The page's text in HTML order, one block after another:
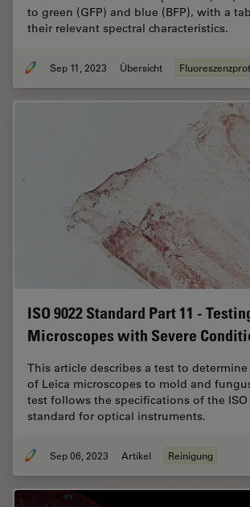
to green (GFP) and blue (BFP), with a
their relevant spectral characteristics.
Sep 11, 2023 Übersicht
ISO 9022 Standard Part 11 -
Microscopes with Severe
This article describes a test to
of Leica microscopes to mold and
test follows the specifications of the ISO
standard for optical instruments.
Sep 06, 2023 Artikel Reinigung